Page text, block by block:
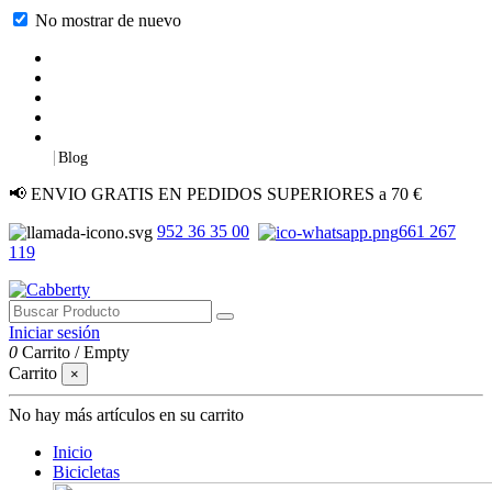
No mostrar de nuevo
|Blog
📢 ENVIO GRATIS EN PEDIDOS SUPERIORES a 70 €
952 36 35 00
661 267
119
Iniciar sesión
0 Carrito /Empty
Carrito
×
No hay más artículos en su carrito
Inicio
Bicicletas